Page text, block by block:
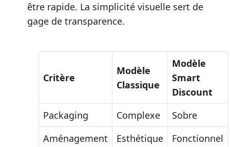
être rapide. La simplicité visuelle sert de
gage de transparence.
Critère
Modèle
Classique
Modèle
Smart
Discount
Packaging
Complexe
Sobre
Aménagement
Esthétique Fonctionnel